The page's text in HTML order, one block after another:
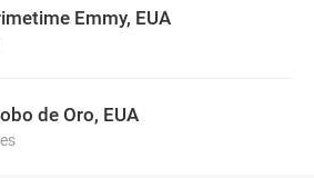
Emmy, EUA
de Oro, EUA